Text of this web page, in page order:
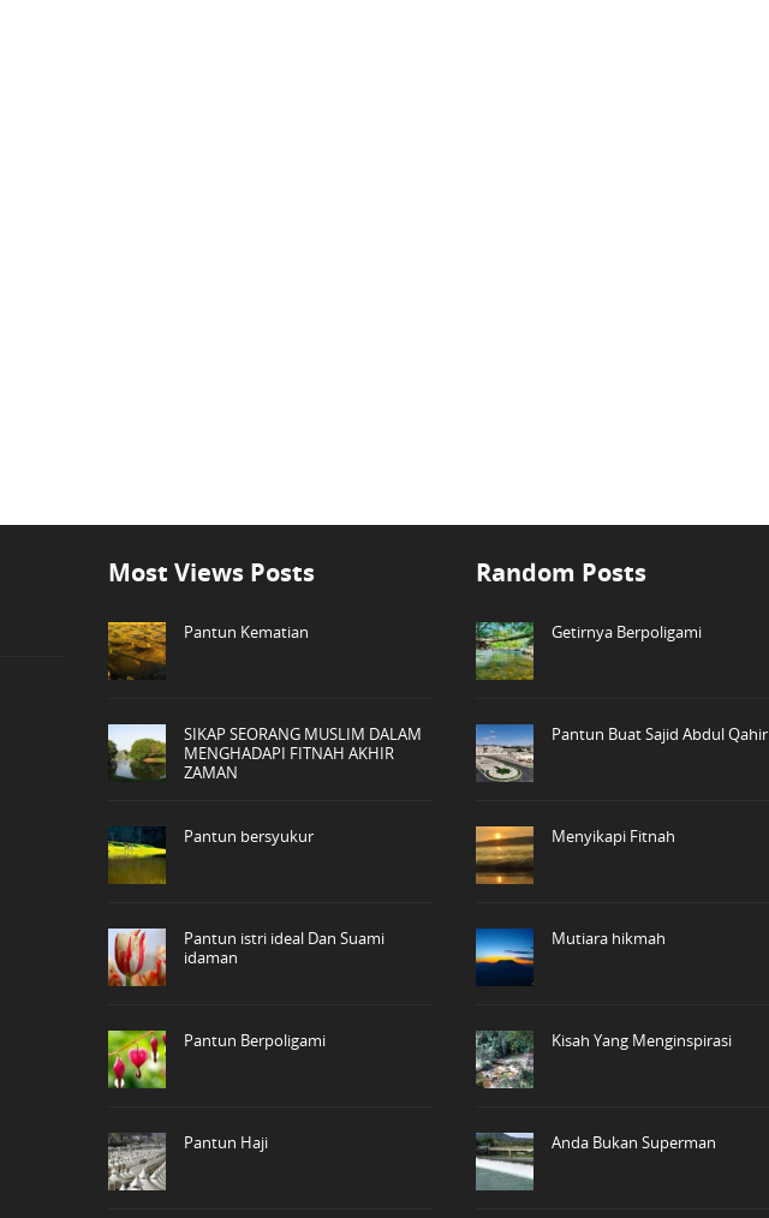
Most Views Posts
Pantun Kematian
SIKAP SEORANG MUSLIM DALAM
MENGHADAPI FITNAH AKHIR
ZAMAN
Pantun bersyukur
Pantun istri ideal Dan Suami
idaman
Pantun Berpoligami
Pantun Haji
Random Posts
Getirnya Berpoligami
Pantun Buat Sajid Abdul Qahir
Menyikapi Fitnah
Mutiara hikmah
Kisah Yang Menginspirasi
Anda Bukan Superman